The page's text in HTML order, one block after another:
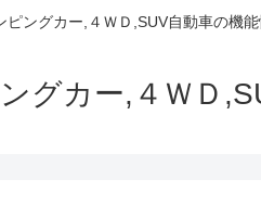
ピングカー,４ＷＤ,SUV自動車の機
グカー,４ＷＤ